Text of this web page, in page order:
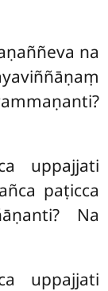
na
uppajjati
paṭicca
Na
uppajjati